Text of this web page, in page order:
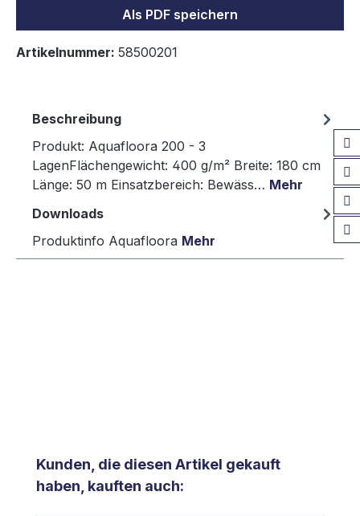
Als PDF speichern
Artikelnummer: 58500201
Beschreibung
Produkt: Aquafloora 200 - 3
LagenFlächengewicht: 400 g/m² Breite: 180 cm
Länge: 50 m Einsatzbereich: Bewäss… Mehr
Downloads
Produktinfo Aquafloora Mehr
Produktgalerie überspringen
Kunden, die diesen Artikel gekauft
haben, kauften auch: